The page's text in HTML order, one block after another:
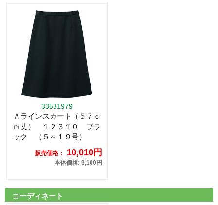
33531979
Ａラインスカート（５７ｃ
ｍ丈） １２３１０ ブラ
ック （５～１９号）
販売価格： 10,010円
本体価格: 9,100円
コーディネート